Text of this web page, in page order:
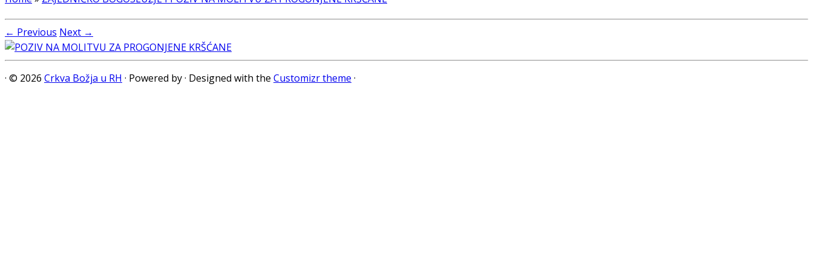
← Previous Next →
· © 2026 Crkva Božja u RH · Powered by· Designed with the Customizr theme ·